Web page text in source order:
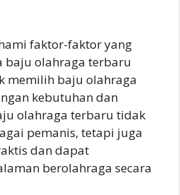
faktor-faktor yang
baju olahraga terbaru
memilih baju olahraga
kebutuhan dan
olahraga terbaru tidak
pemanis, tetapi juga
dan dapat
berolahraga secara